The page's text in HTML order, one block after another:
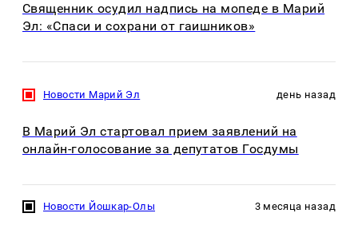
Священник осудил надпись на мопеде в Марий
Эл: «Спаси и сохрани от гаишников»
Новости Марий Эл день назад
В Марий Эл стартовал прием заявлений на
онлайн-голосование за депутатов Госдумы
Новости Йошкар-Олы 3 месяца назад